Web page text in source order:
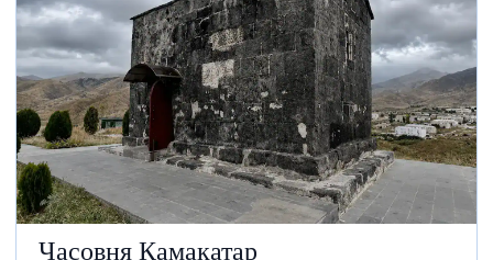
Часовня Камакатар